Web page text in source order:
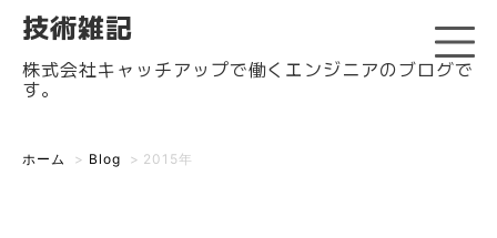
技術雑記
株式会社キャッチアップで働くエンジニアのブログで
す。
ホーム > Blog > 2015年